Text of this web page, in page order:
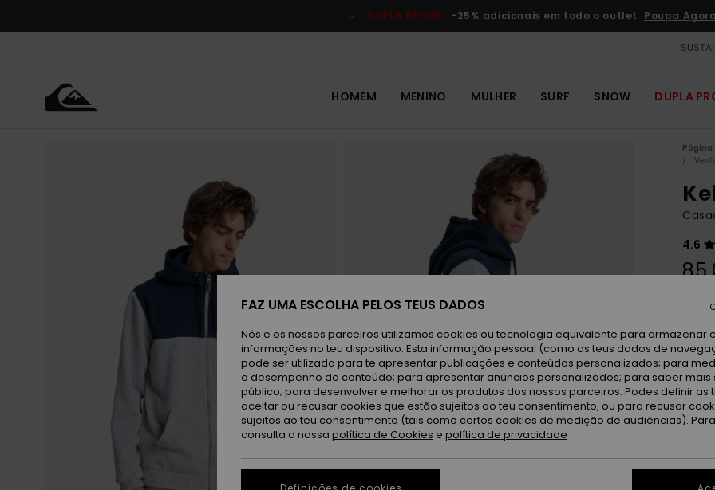
do
DUPLA PROMO -25% adicionais em todo o outlet Poupa Agora
HOMEM MENINO MULHER SURF SNOW DUPLA
Página
4.6
Cor
FAZ UMA ESCOLHA PELOS TEUS DADOS
Nós e os nossos parceiros utilizamos cookies ou tecnologia equivalente para armazenar
informações no teu dispositivo. Esta informação pessoal (como os teus dados de
pode ser utilizada para te apresentar publicações e conteúdos personalizados; para
o desempenho do conteúdo; para apresentar anúncios personalizados; para saber mais
público; para desenvolver e melhorar os produtos dos nossos parceiros. Podes definir as
aceitar ou recusar cookies que estão sujeitos ao teu consentimento, ou para recusar
sujeitos ao teu consentimento (tais como certos cookies de medição de audiências).
consulta a nossa política de Cookies e política de privacidade